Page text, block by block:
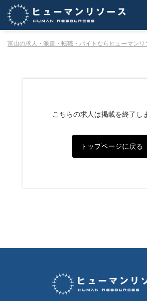
富山の求人・派遣・転職・バイトならヒューマンリ
こちらの求人は掲載を終了し
トップページに戻る